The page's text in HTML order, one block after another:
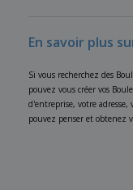
En savoir plus
Si vous recherchez des
pouvez vous créer vos
d'entreprise, votre
pouvez penser et obtenez